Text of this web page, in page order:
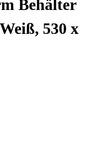
Behälter
530 x